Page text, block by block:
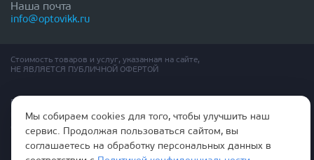
Наша почта
info@optovikk.ru
Стоимость товаров и услуг, указанная на сайте,
НЕ ЯВЛЯЕТСЯ ПУБЛИЧНОЙ ОФЕРТОЙ
Правила эксплутации входных и межкомнатных дверей
Политика обработки персональных данных
Согласие на обработку персональных данных
Мы собираем cookies для того, чтобы улучшить наш
сервис. Продолжая пользоваться сайтом, вы
соглашаетесь на обработку персональных данных в